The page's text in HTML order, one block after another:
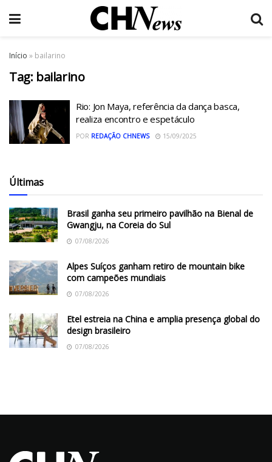
Início » bailarino
Tag: bailarino
Rio: Jon Maya, referência da dança basca,
realiza encontro e espetáculo
POR REDAÇÃO CHNEWS 15/09/2025
Últimas
Brasil ganha seu primeiro pavilhão na Bienal de
Gwangju, na Coreia do Sul
07/08/2026
Alpes Suíços ganham retiro de mountain bike
com campeões mundiais
07/08/2026
Etel estreia na China e amplia presença global do
design brasileiro
07/08/2026